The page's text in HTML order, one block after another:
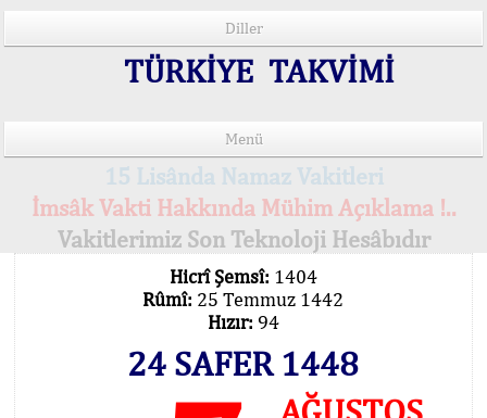
Diller
TÜRKİYE TAKVİMİ
Menü
15 Lisânda Namaz Vakitleri
İmsâk Vakti Hakkında Mühim Açıklama !..
Vakitlerimiz Son Teknoloji Hesâbıdır
Hicrî Şemsî: 1404
Rûmî: 25 Temmuz 1442
Hızır: 94
24 SAFER 1448